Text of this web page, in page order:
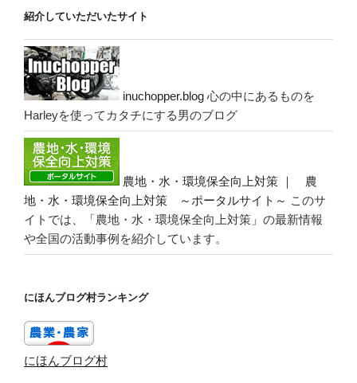
紹介していただいたサイト
inuchopper.blog 心の中にあるものを
Harleyを使ってカタチにする男のブログ
農地・水・環境保全向上対策 ｜ 農
地・水・環境保全向上対策 ～ポータルサイト～ このサ
イトでは、「農地・水・環境保全向上対策」の最新情報
や全国の活動事例を紹介しています。
にほんブログ村ランキング
にほんブログ村